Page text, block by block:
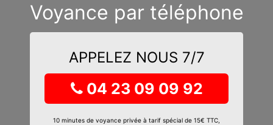
Voyance par téléphone
APPELEZ NOUS 7/7
04 23 09 09 92
10 minutes de voyance privée à tarif spécial de 15€ TTC,